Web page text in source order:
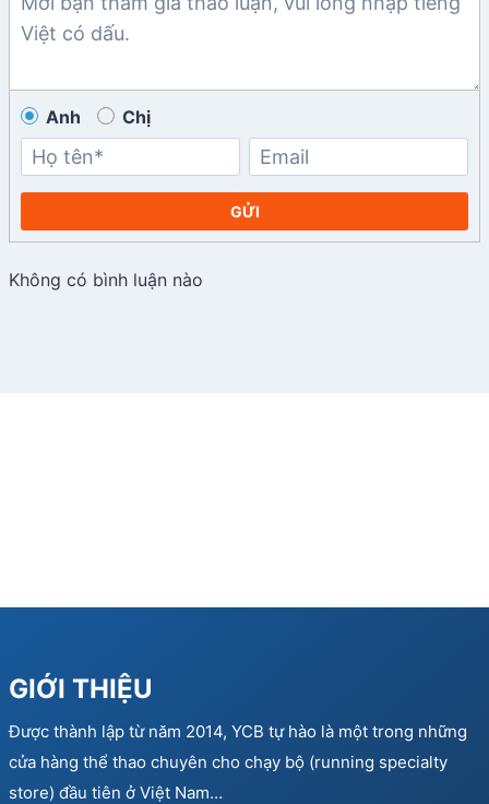
Anh Chị
GỬI
Không có bình luận nào
GIỚI THIỆU
Được thành lập từ năm 2014, YCB tự hào là một trong những
cửa hàng thể thao chuyên cho chạy bộ (running specialty
store) đầu tiên ở Việt Nam…